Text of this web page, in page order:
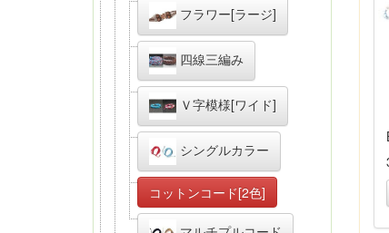
フラワー[ラージ]
四線三編み
Ｖ字模様[ワイド]
シングルカラー
コットンコード[2色]